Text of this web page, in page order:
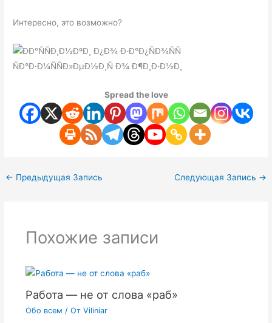
Интересно, это возможно?
Spread the love
← Предыдущая Запись Следующая Запись →
Похожие записи
Работа — не от слова «раб»
Обо всем / От Viliniar